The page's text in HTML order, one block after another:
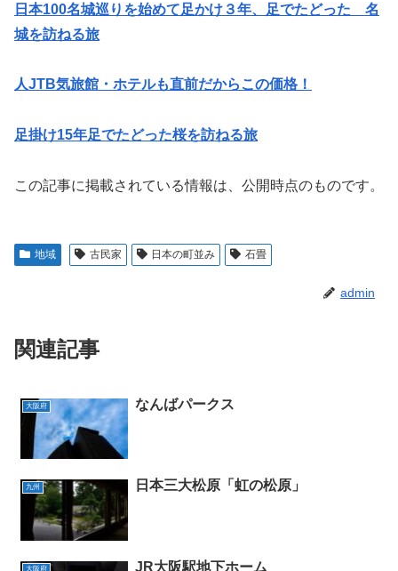
日本100名城巡りを始めて足かけ３年、足でたどった 名
城を訪ねる旅
人JTB気旅館・ホテルも直前だからこの価格！
足掛け15年足でたどった桜を訪ねる旅
この記事に掲載されている情報は、公開時点のものです。
地域 古民家 日本の町並み 石畳
admin
関連記事
大阪府 なんばパークス
九州 日本三大松原「虹の松原」
大阪府 JR大阪駅地下ホーム